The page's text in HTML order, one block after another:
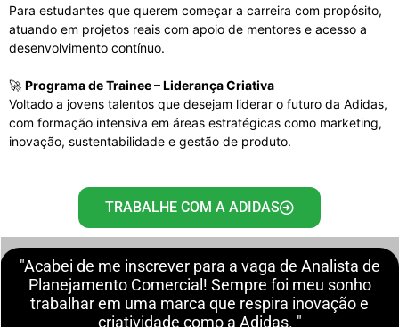
Para estudantes que querem começar a carreira com propósito,
atuando em projetos reais com apoio de mentores e acesso a
desenvolvimento contínuo.
🚀 Programa de Trainee – Liderança Criativa
Voltado a jovens talentos que desejam liderar o futuro da Adidas,
com formação intensiva em áreas estratégicas como marketing,
inovação, sustentabilidade e gestão de produto.
TRABALHE COM A ADIDAS
"Acabei de me inscrever para a vaga de Analista de
Planejamento Comercial! Sempre foi meu sonho
trabalhar em uma marca que respira inovação e
criatividade como a Adidas. "